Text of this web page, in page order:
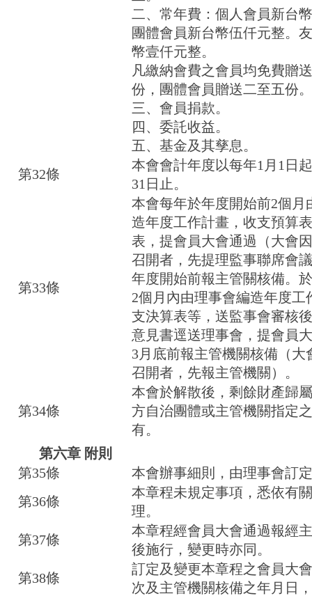
二、常年費：個人會員新台
團體會員新台幣伍仟元整。
幣壹仟元整。
凡繳納會費之會員均免費贈
份，團體會員贈送二至五份。
三、會員捐款。
四、委託收益。
五、基金及其孳息。
第32條
本會會計年度以每年1月1日
31日止。
第33條
本會每年於年度開始前2個月
造年度工作計畫，收支預算
表，提會員大會通過（大會
召開者，先提理監事聯席會
年度開始前報主管關核備。
2個月內由理事會編造年度工
支決算表等，送監事會審核
意見書逕送理事會，提會員
3月底前報主管機關核備（大
召開者，先報主管機關）。
第34條
本會於解散後，剩餘財產歸
方自治團體或主管機關指定
有。
第六章 附則
第35條
本會辦事細則，由理事會訂
第36條
本章程未規定事項，悉依有
理。
第37條
本章程經會員大會通過報經
後施行，變更時亦同。
第38條
訂定及變更本章程之會員大
次及主管機關核備之年月日